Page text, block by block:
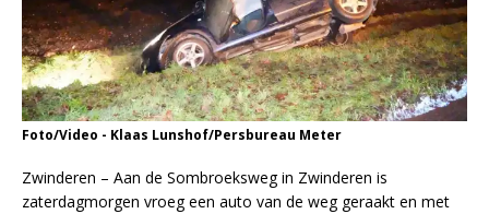
Foto/Video - Klaas Lunshof/Persbureau Meter
Zwinderen – Aan de Sombroeksweg in Zwinderen is
zaterdagmorgen vroeg een auto van de weg geraakt en met